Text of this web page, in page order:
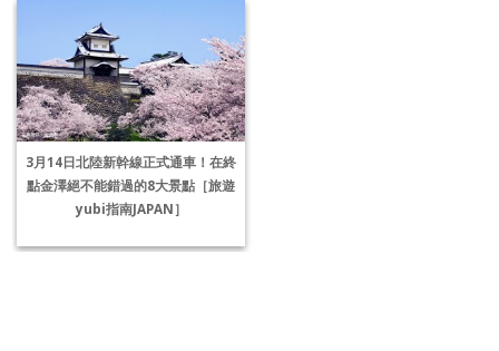
3月14日北陸新幹線正式通車！在終
點金澤絕不能錯過的8大景點［旅遊
yubi指南JAPAN］